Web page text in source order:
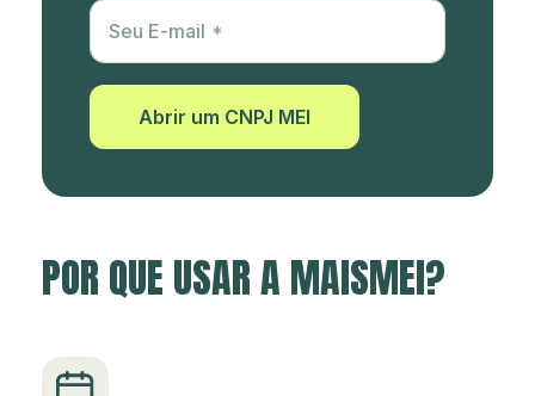
Utm Content
Seu E-mail
Abrir um CNPJ MEI
POR QUE USAR A MAISMEI?